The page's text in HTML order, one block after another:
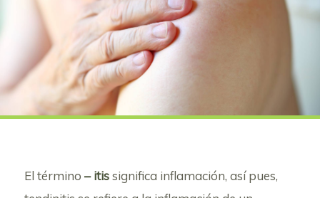
TENDINITIS DE
SUPRAESPINOSO
El término – itissignifica inflamación, así pues,